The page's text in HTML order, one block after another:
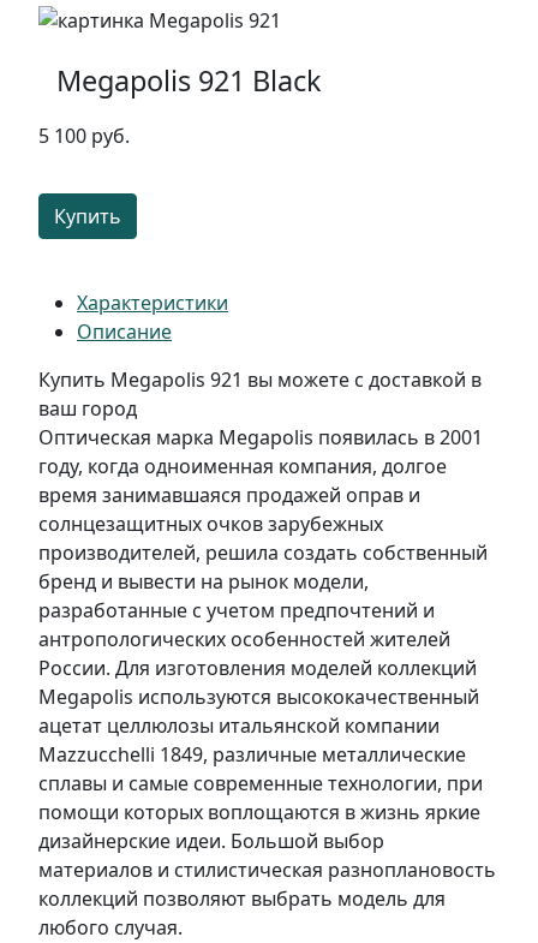
Megapolis 921 Black
5 100 руб.
Купить
Характеристики
Описание
Купить Megapolis 921 вы можете с доставкой в
ваш город
Оптическая марка Megapolis появилась в 2001
году, когда одноименная компания, долгое
время занимавшаяся продажей оправ и
солнцезащитных очков зарубежных
производителей, решила создать собственный
бренд и вывести на рынок модели,
разработанные с учетом предпочтений и
антропологических особенностей жителей
России. Для изготовления моделей коллекций
Megapolis используются высококачественный
ацетат целлюлозы итальянской компании
Mazzucchelli 1849, различные металлические
сплавы и самые современные технологии, при
помощи которых воплощаются в жизнь яркие
дизайнерские идеи. Большой выбор
материалов и стилистическая разноплановость
коллекций позволяют выбрать модель для
любого случая.